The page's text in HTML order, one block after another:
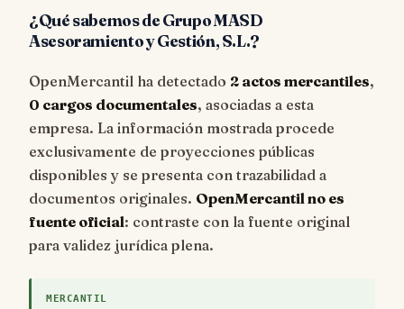
¿Qué sabemos de Grupo MASD
Asesoramiento y Gestión, S.L.?
OpenMercantil ha detectado 2 actos mercantiles,
0 cargos documentales, asociadas a esta
empresa. La información mostrada procede
exclusivamente de proyecciones públicas
disponibles y se presenta con trazabilidad a
documentos originales. OpenMercantil no es
fuente oficial: contraste con la fuente original
para validez jurídica plena.
MERCANTIL